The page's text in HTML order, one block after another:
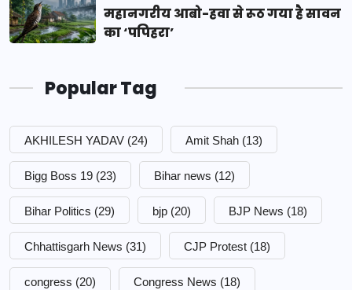
महानगरीय आबो-हवा से रूठ गया है सावन
का ‘पपिहरा’
Popular Tag
AKHILESH YADAV (24) Amit Shah (13)
Bigg Boss 19 (23) Bihar news (12)
Bihar Politics (29) bjp (20) BJP News (18)
Chhattisgarh News (31) CJP Protest (18)
congress (20) Congress News (18)